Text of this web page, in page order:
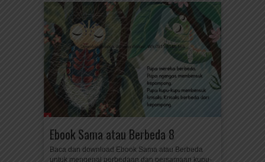
Ebook Sama atau Berbeda 8
Baca dan download Ebook Sama atau Berbeda
untuk mengenal perbedaan dan persamaan kupu-